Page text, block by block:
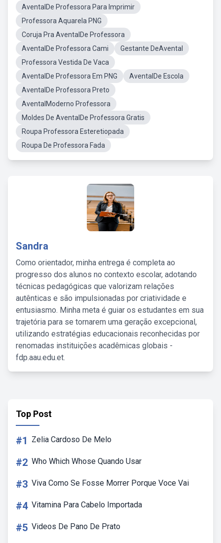
AventalDe Professora Para Imprimir
Professora Aquarela PNG
Coruja Pra AventalDe Professora
AventalDe Professora Cami
Gestante DeAvental
Professora Vestida De Vaca
AventalDe Professora Em PNG
AventalDe Escola
AventalDe Professora Preto
AventalModerno Professora
Moldes De AventalDe Professora Gratis
Roupa Professora Esteretiopada
Roupa De Professora Fada
Sandra
Como orientador, minha entrega é completa ao
progresso dos alunos no contexto escolar, adotando
técnicas pedagógicas que valorizam relações
autênticas e são impulsionadas por criatividade e
entusiasmo. Minha meta é guiar os estudantes em sua
trajetória para se tornarem uma geração excepcional,
utilizando estratégias educacionais reconhecidas por
renomadas instituições acadêmicas globais -
fdp.aau.edu.et.
Top Post
#1 Zelia Cardoso De Melo
#2 Who Which Whose Quando Usar
#3 Viva Como Se Fosse Morrer Porque Voce Vai
#4 Vitamina Para Cabelo Importada
#5 Videos De Pano De Prato